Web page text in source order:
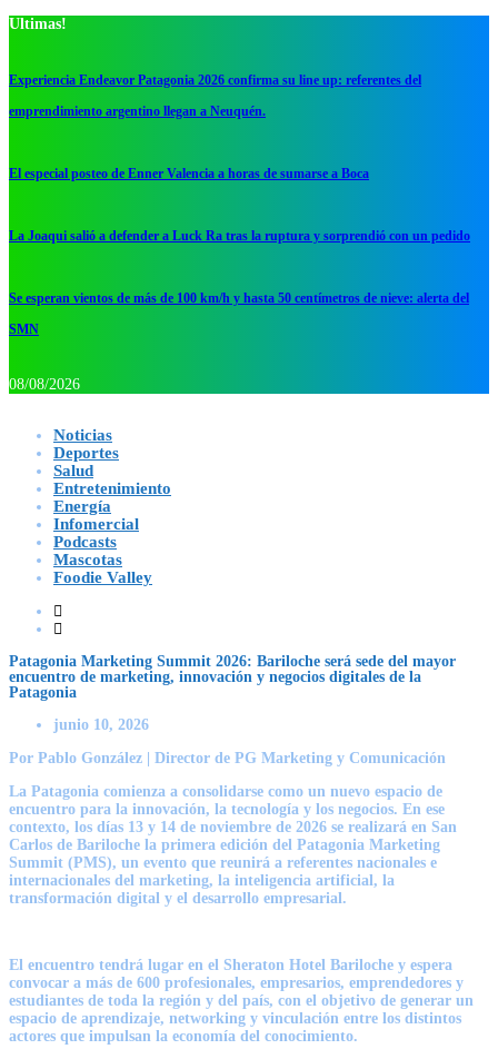
Ultimas!
Experiencia Endeavor Patagonia 2026 confirma su line up: referentes del
emprendimiento argentino llegan a Neuquén.
El especial posteo de Enner Valencia a horas de sumarse a Boca
La Joaqui salió a defender a Luck Ra tras la ruptura y sorprendió con un pedido
Se esperan vientos de más de 100 km/h y hasta 50 centímetros de nieve: alerta del
SMN
08/08/2026
Noticias
Deportes
Salud
Entretenimiento
Energía
Infomercial
Podcasts
Mascotas
Foodie Valley
Patagonia Marketing Summit 2026: Bariloche será sede del mayor
encuentro de marketing, innovación y negocios digitales de la
Patagonia
junio 10, 2026
Por Pablo González | Director de PG Marketing y Comunicación
La Patagonia comienza a consolidarse como un nuevo espacio de
encuentro para la innovación, la tecnología y los negocios. En ese
contexto, los días 13 y 14 de noviembre de 2026 se realizará en San
Carlos de Bariloche la primera edición del Patagonia Marketing
Summit (PMS), un evento que reunirá a referentes nacionales e
internacionales del marketing, la inteligencia artificial, la
transformación digital y el desarrollo empresarial.
El encuentro tendrá lugar en el Sheraton Hotel Bariloche y espera
convocar a más de 600 profesionales, empresarios, emprendedores y
estudiantes de toda la región y del país, con el objetivo de generar un
espacio de aprendizaje, networking y vinculación entre los distintos
actores que impulsan la economía del conocimiento.